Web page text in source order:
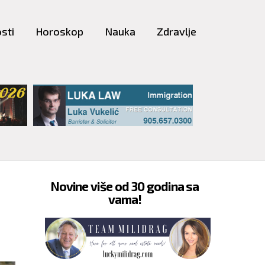
Horoskop Nauka Zdravlje
Novine više od 30 godina sa
vama!